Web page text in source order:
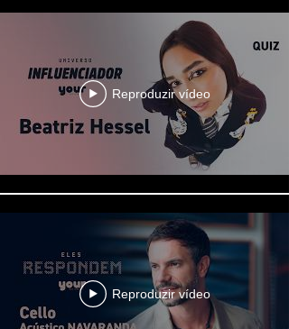
Reproduzir vídeo
Reproduzir vídeo